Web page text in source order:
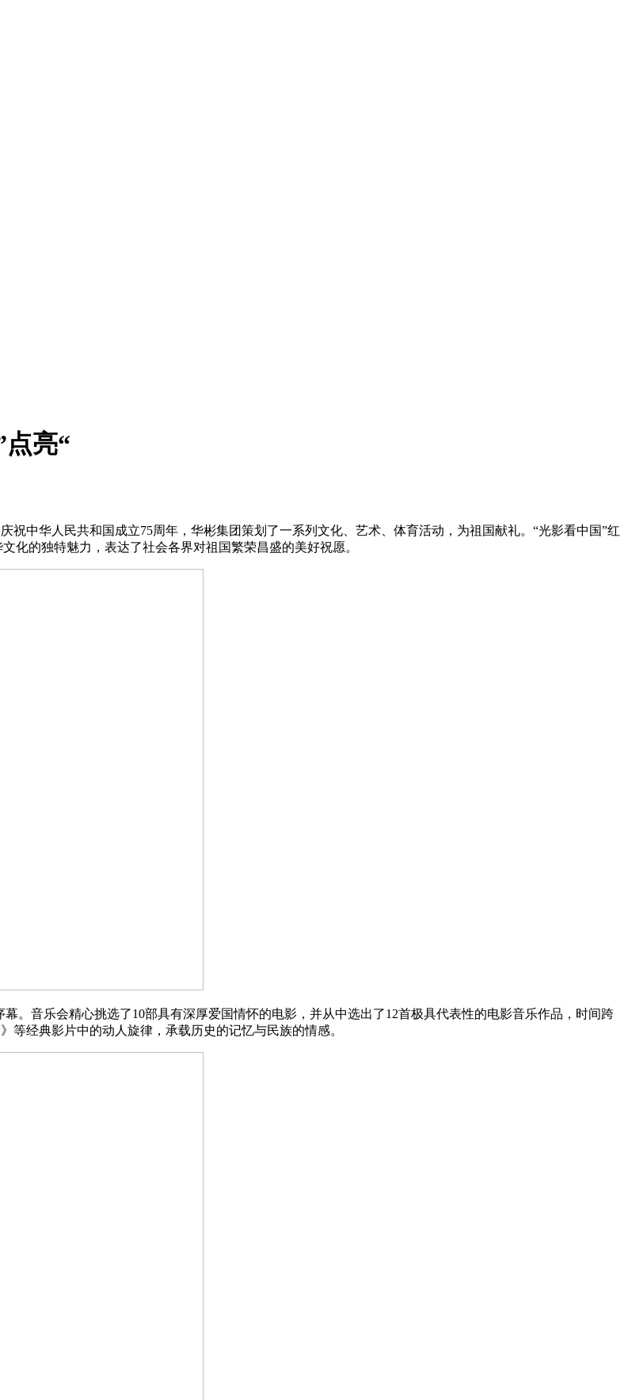
亮“
中华人民共和国成立75周年，华彬集团策划了一系列文化、艺术、体育活动，为祖国献礼。“光影看中国”红
化的独特魅力，表达了社会各界对祖国繁荣昌盛的美好祝愿。
音乐会精心挑选了10部具有深厚爱国情怀的电影，并从中选出了12首极具代表性的电影音乐作品，时间跨
等经典影片中的动人旋律，承载历史的记忆与民族的情感。